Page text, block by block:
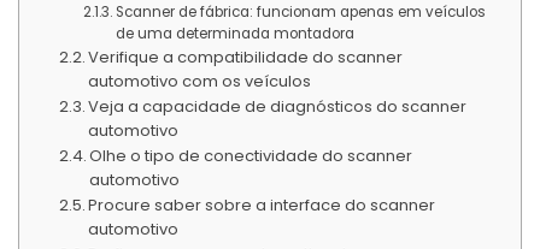
Scanner de fábrica: funcionam apenas em veículos
de uma determinada montadora
Verifique a compatibilidade do scanner
automotivo com os veículos
Veja a capacidade de diagnósticos do scanner
automotivo
Olhe o tipo de conectividade do scanner
automotivo
Procure saber sobre a interface do scanner
automotivo